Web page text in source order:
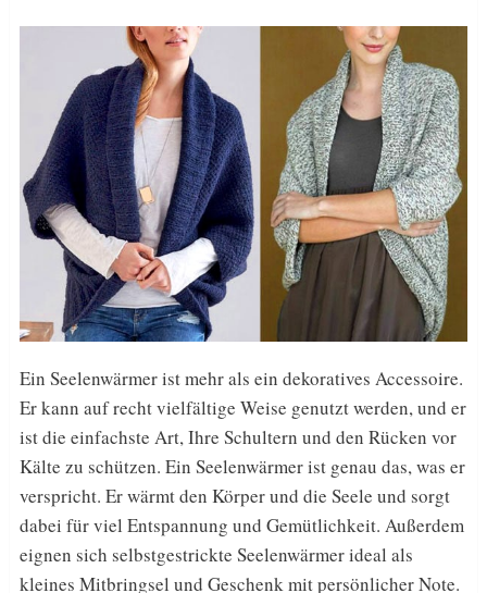
Ein Seelenwärmer ist mehr als ein dekoratives Accessoire.
Er kann auf recht vielfältige Weise genutzt werden, und er
ist die einfachste Art, Ihre Schultern und den Rücken vor
Kälte zu schützen. Ein Seelenwärmer ist genau das, was er
verspricht. Er wärmt den Körper und die Seele und sorgt
dabei für viel Entspannung und Gemütlichkeit. Außerdem
eignen sich selbstgestrickte Seelenwärmer ideal als
kleines Mitbringsel und Geschenk mit persönlicher Note.